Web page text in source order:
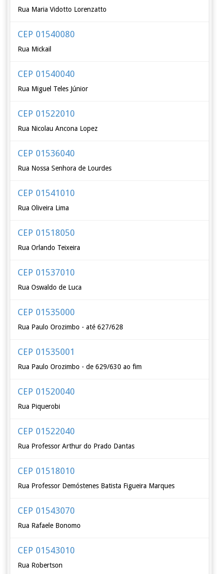
Rua Maria Vidotto Lorenzatto
CEP 01540080
Rua Mickail
CEP 01540040
Rua Miguel Teles Júnior
CEP 01522010
Rua Nicolau Ancona Lopez
CEP 01536040
Rua Nossa Senhora de Lourdes
CEP 01541010
Rua Oliveira Lima
CEP 01518050
Rua Orlando Teixeira
CEP 01537010
Rua Oswaldo de Luca
CEP 01535000
Rua Paulo Orozimbo - até 627/628
CEP 01535001
Rua Paulo Orozimbo - de 629/630 ao fim
CEP 01520040
Rua Piquerobi
CEP 01522040
Rua Professor Arthur do Prado Dantas
CEP 01518010
Rua Professor Demóstenes Batista Figueira Marques
CEP 01543070
Rua Rafaele Bonomo
CEP 01543010
Rua Robertson